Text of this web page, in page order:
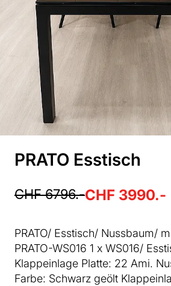
PRATO Esstisch
CHF 6796.-CHF 3990.-
PRATO/ Esstisch/ Nussbaum/
PRATO-WS016 1 x WS016/
Klappeinlage Platte: 22 Ami.
Farbe: Schwarz geölt